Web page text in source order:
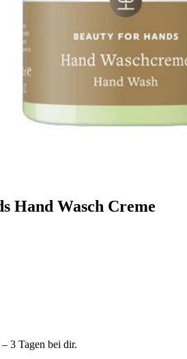
Hand Wasch Creme
3 Tagen bei dir.